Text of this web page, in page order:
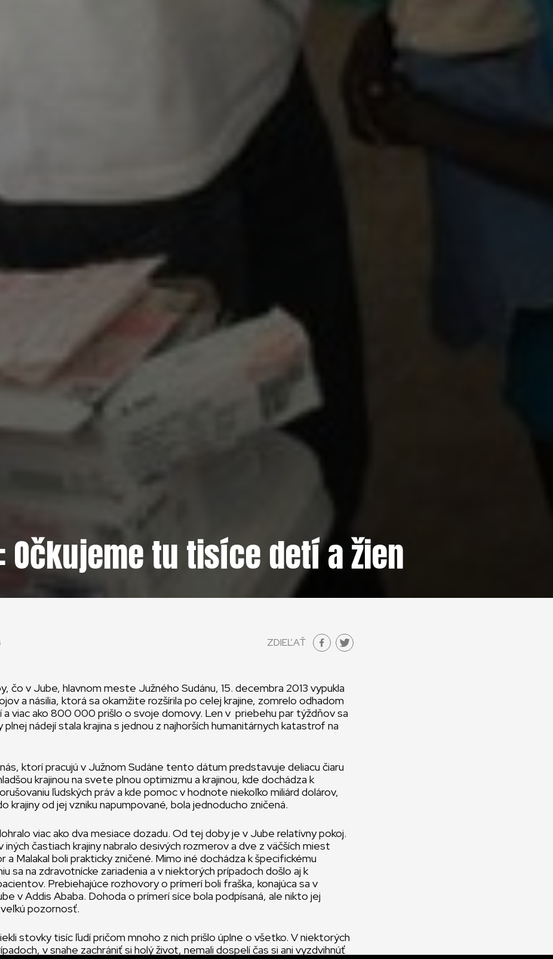
Očkujeme tu tisíce detí a žien
ZDIEĽAŤ
čo v Jube, hlavnom meste Južného Sudánu, 15. decembra 2013 vypukla
a násilia, ktorá sa okamžite rozšírila po celej krajine, zomrelo odhadom
a viac ako 800 000 prišlo o svoje domovy. Len v priebehu par týždňov sa
plnej nádejí stala krajina s jednou z najhorších humanitárnych katastrof na
ktorí pracujú v Južnom Sudáne tento dátum predstavuje deliacu čiaru
krajinou na svete plnou optimizmu a krajinou, kde dochádza k
ľudských práv a kde pomoc v hodnote niekoľko miliárd dolárov,
krajiny od jej vzniku napumpované, bola jednoducho zničená.
viac ako dva mesiace dozadu. Od tej doby je v Jube relatívny pokoj.
iných častiach krajiny nabralo desivých rozmerov a dve z väčších miest
a Malakal boli prakticky zničené. Mimo iné dochádza k špecifickému
sa na zdravotnícke zariadenia a v niektorých prípadoch došlo aj k
Prebiehajúce rozhovory o prímerí boli fraška, konajúca sa v
v Addis Ababa. Dohoda o prímerí síce bola podpísaná, ale nikto jej
pozornosť.
stovky tisíc ľudí pričom mnoho z nich prišlo úplne o všetko. V niektorých
v snahe zachrániť si holý život, nemali dospelí čas si ani vyzdvihnúť